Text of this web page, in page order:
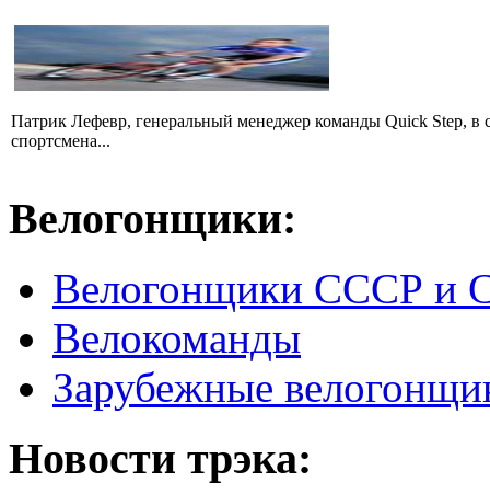
Патрик Лефевр, генеральный менеджер команды Quick Step, в
спортсмена...
Велогонщики:
Велогонщики СССР и
Велокоманды
Зарубежные
Новости трэка: